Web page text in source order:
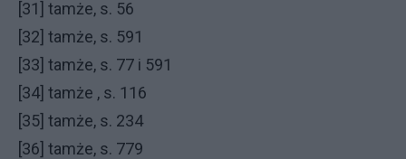
[31] tamże, s. 56
[32] tamże, s. 591
[33] tamże, s. 77 i 591
[34] tamże , s. 116
[35] tamże, s. 234
[36] tamże, s. 779